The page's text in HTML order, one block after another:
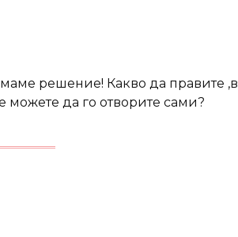
решение! Какво да правите ,в
можете да го отворите сами?